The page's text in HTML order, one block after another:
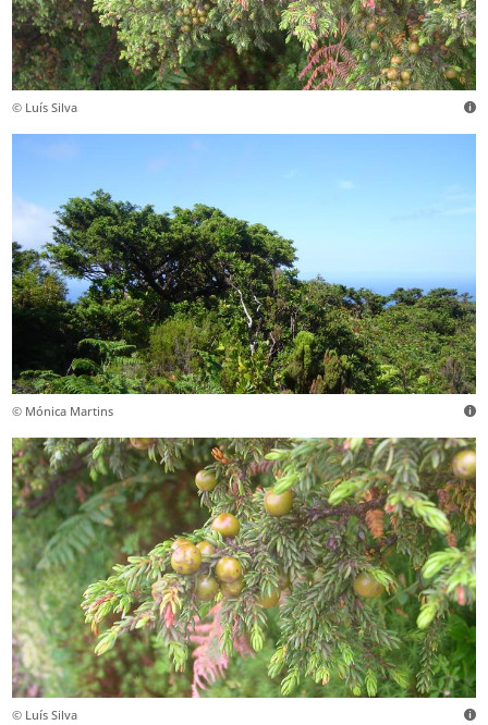
© Luís Silva
© Mónica Martins
© Luís Silva